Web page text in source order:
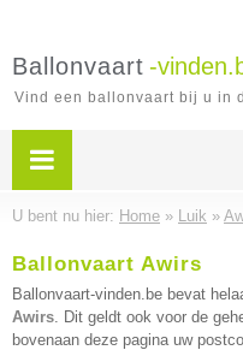
Ballonvaart -
Vind een ballonvaart bij u in
U bent nu hier: Home » Luik »
Ballonvaart Awirs
Ballonvaart-vinden.be bevat
Awirs. Dit geldt ook voor de
bovenaan deze pagina uw